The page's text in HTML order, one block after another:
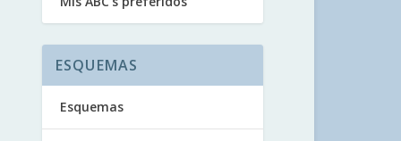
ESQUEMAS
Esquemas